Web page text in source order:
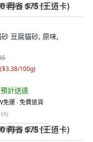
省 $75 (王道卡)
豆腐貓砂, 原味,
($3.38/100g)
預計送達
免運 ∙ 免費退貨
)
省 $75 (王道卡)